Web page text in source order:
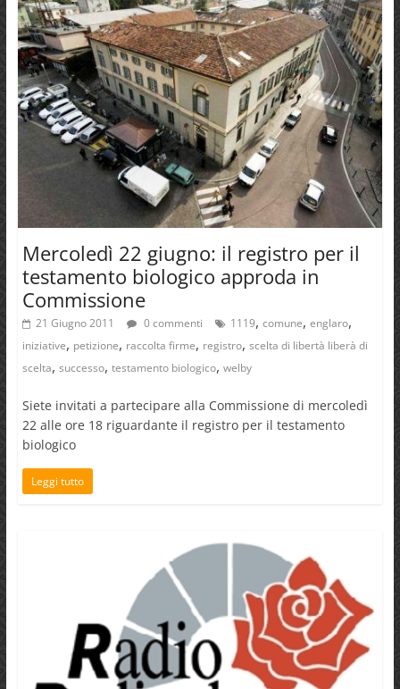
Mercoledì 22 giugno: il registro per il
testamento biologico approda in
Commissione
21 Giugno 2011 0 commenti 1119, comune, englaro,
iniziative, petizione, raccolta firme, registro, scelta di libertà liberà di
scelta, successo, testamento biologico, welby
Siete invitati a partecipare alla Commissione di mercoledì
22 alle ore 18 riguardante il registro per il testamento
biologico
Leggi tutto